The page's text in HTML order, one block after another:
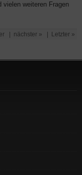
vielen weiteren Fragen
nächster » Letzter »